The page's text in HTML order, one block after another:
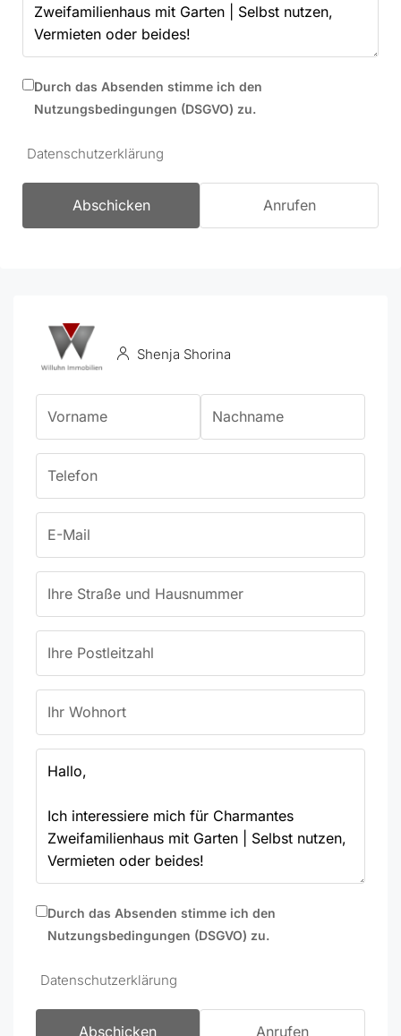
Durch das Absenden stimme ich den
Nutzungsbedingungen (DSGVO) zu.
Datenschutzerklärung
Abschicken Anrufen
Shenja Shorina
Durch das Absenden stimme ich den
Nutzungsbedingungen (DSGVO) zu.
Datenschutzerklärung
Abschicken Anrufen